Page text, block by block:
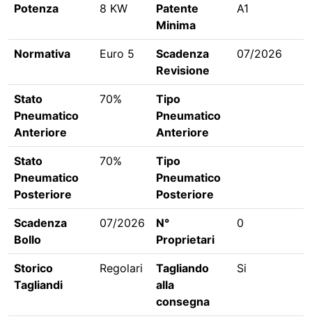
Potenza 8 KW
Patente
Minima
A1
Normativa Euro 5
Scadenza
Revisione
07/2026
Stato
Pneumatico
Anteriore
70%
Tipo
Pneumatico
Anteriore
Stato
Pneumatico
Posteriore
70%
Tipo
Pneumatico
Posteriore
Scadenza
Bollo
07/2026
N°
Proprietari
0
Storico
Tagliandi
Regolari
Tagliando
alla
consegna
Si